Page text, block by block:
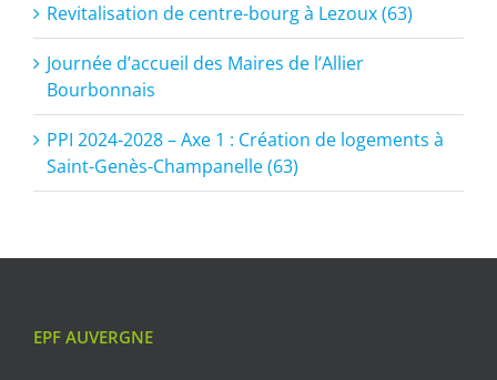
Revitalisation de centre-bourg à Lezoux (63)
Journée d’accueil des Maires de l’Allier
Bourbonnais
PPI 2024-2028 – Axe 1 : Création de logements à
Saint-Genès-Champanelle (63)
EPF AUVERGNE